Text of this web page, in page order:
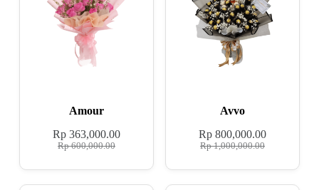
Amour
Rp600,000.00
Rp363,000.00
Avvo
Rp1,000,000.00
Rp 800,000.00